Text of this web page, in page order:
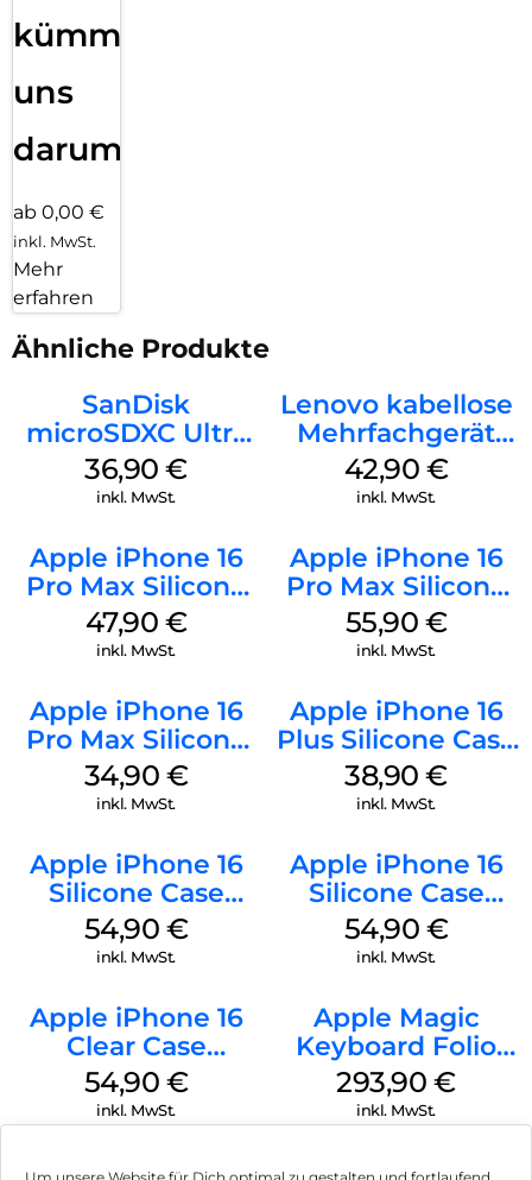
kümmern
uns
darum!
ab 0,00 €
inkl. MwSt.
Mehr
erfahren
Ähnliche Produkte
SanDisk
microSDXC Ultra
128 GB + Adapter
Mobile
36,90€
inkl. MwSt.
Lenovo kabellose
Mehrfachgerät
Luna Grey
42,90 €
inkl. MwSt.
Apple iPhone 16
Pro Max Silicone
Case MagSafe
Black
47,90 €
inkl. MwSt.
Apple iPhone 16
Pro Max Silicone
Case MagSafe
Stone Gray
55,90 €
inkl. MwSt.
Apple iPhone 16
Pro Max Silicone
Case MagSafe
Denim
34,90 €
inkl. MwSt.
Apple iPhone 16
Plus Silicone Case
MagSafe Denim
38,90€
inkl. MwSt.
Apple iPhone 16
Silicone Case
MagSafe Black
54,90 €
inkl. MwSt.
Apple iPhone 16
Silicone Case
MagSafe Lake
Green
54,90 €
inkl. MwSt.
Apple iPhone 16
Clear Case
MagSafe
Transparent
54,90 €
inkl. MwSt.
Apple Magic
Keyboard Folio
iPad 10.9″ (10.Gen.)
Weiß
293,90€
inkl. MwSt.